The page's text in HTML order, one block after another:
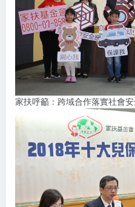
家扶呼籲：跨域合作落實社會